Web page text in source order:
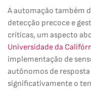
A automação também
detecção precoce e
críticas, um aspecto
Universidade da
implementação de
autônomos de
significativamente o